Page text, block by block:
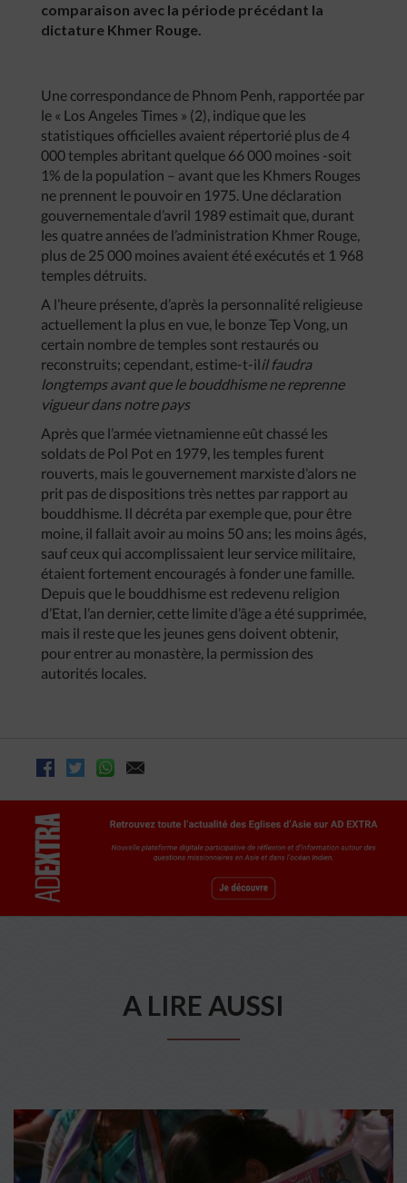
comparaison avec la période précédant la
dictature Khmer Rouge.
Une correspondance de Phnom Penh, rapportée par
le « Los Angeles Times » (2), indique que les
statistiques officielles avaient répertorié plus de 4
000 temples abritant quelque 66 000 moines -soit
1% de la population – avant que les Khmers Rouges
ne prennent le pouvoir en 1975. Une déclaration
gouvernementale d’avril 1989 estimait que, durant
les quatre années de l’administration Khmer Rouge,
plus de 25 000 moines avaient été exécutés et 1 968
temples détruits.
A l’heure présente, d’après la personnalité religieuse
actuellement la plus en vue, le bonze Tep Vong, un
certain nombre de temples sont restaurés ou
reconstruits; cependant, estime-t-ilil faudra
longtemps avant que le bouddhisme ne reprenne
vigueur dans notre pays
Après que l’armée vietnamienne eût chassé les
soldats de Pol Pot en 1979, les temples furent
rouverts, mais le gouvernement marxiste d’alors ne
prit pas de dispositions très nettes par rapport au
bouddhisme. Il décréta par exemple que, pour être
moine, il fallait avoir au moins 50 ans; les moins âgés,
sauf ceux qui accomplissaient leur service militaire,
étaient fortement encouragés à fonder une famille.
Depuis que le bouddhisme est redevenu religion
d’Etat, l’an dernier, cette limite d’âge a été supprimée,
mais il reste que les jeunes gens doivent obtenir,
pour entrer au monastère, la permission des
autorités locales.
A LIRE AUSSI